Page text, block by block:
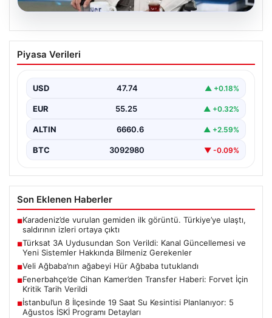
05.08.2026
Fenerbahçe’de Cihan Kamer’den
Transfer Haberi: Forvet İçin Kritik Tarih
Fenerbahçe’nin futbol şubelerinden sorumlu
gerçekleşen Sturm Graz…
Piyasa Verileri
USD 47.74 ▲ +0.18%
EUR 55.25 ▲ +0.32%
ALTIN 6660.6 ▲ +2.59%
BTC 3092980 ▼ -0.09%
Son Eklenen Haberler
■Karadeniz’de vurulan gemiden ilk görüntü. Türkiye’ye ulaştı,
saldırının izleri ortaya çıktı
■Türksat 3A Uydusundan Son Verildi: Kanal Güncellemesi ve
Yeni Sistemler Hakkında Bilmeniz Gerekenler
■Veli Ağbaba’nın ağabeyi Hür Ağbaba tutuklandı
■Fenerbahçe’de Cihan Kamer’den Transfer Haberi: Forvet İçin
Kritik Tarih Verildi
■İstanbul’un 8 İlçesinde 19 Saat Su Kesintisi Planlanıyor: 5
Ağustos İSKİ Programı Detayları